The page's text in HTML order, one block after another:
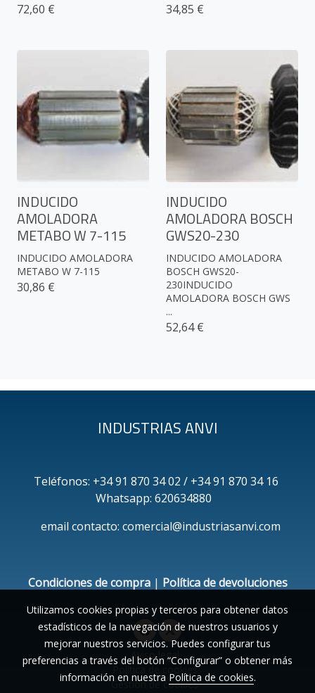
72,60 € 34,85 €
INDUCIDO
AMOLADORA
METABO W 7-115
INDUCIDO AMOLADORA
METABO W 7-115
30,86 €
INDUCIDO
AMOLADORA BOSCH
GWS20-230
INDUCIDO AMOLADORA
BOSCH GWS20-
230INDUCIDO
AMOLADORA BOSCH GWS
...
52,64 €
INDUSTRIAS ANVI
Teléfonos: +34 91 870 34 02 / +34 91 870 34 16
Whatsapp: 620634880
email contacto: comercial@industriasanvi.com
Condiciones de compra| Política de devoluciones
Aviso legal
Política de cookies
Gestión de cookies
Utilizamos cookies propias y terceros para obtener datos
estadísticos de la navegación de nuestros usuarios y
mejorar nuestros servicios. Puedes configurar tus
preferencias a través del botón “Configurar” o obtener más
información en nuestra Política de cookies.